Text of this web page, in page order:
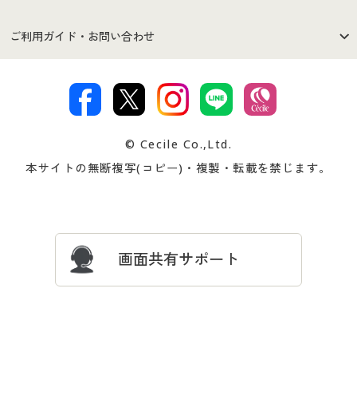
セシールご利用規約
著作権・商標について 会社案内
商品カテゴリ
プレゼント＆キャンペーン サイトマップ
ご利用ガイド・お問い合わせ
交換・返品は お支払は
ついて
忘れの場合
© Cecile Co.,Ltd.
本サイトの無断複写(コピー)・複製・転載を禁じます。
画面共有サポート